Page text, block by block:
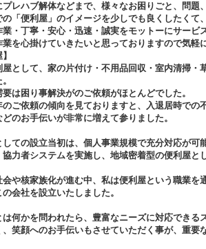
レハブ解体などまで、様々なお困りごと、問題
の「便利屋」のイメージを少しでも良くしたくて
・丁寧・安心・迅速・誠実をモットーにサービ
を心掛けていきたいと思っておりますので気軽
屋として、家の片付け・不用品回収・室内清掃・
要は困り事解決がのご依頼がほとんどでした。
のご依頼の傾向を見ておりますと、入退居時での
のお手伝いが非常に増えて参りました。
しての設立当初は、個人事業規模で充分対応が可
協力者システムを実施し、地域密着型の便利屋と
会や核家族化が進む中、私は便利屋という職業を
会社を設立いたしました。
は何かを問われたら、豊富なニーズに対応できる
、笑顔へのお手伝いもさせていただく事が、重要